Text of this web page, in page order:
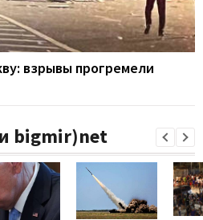
взрывы прогремели
bigmir)net